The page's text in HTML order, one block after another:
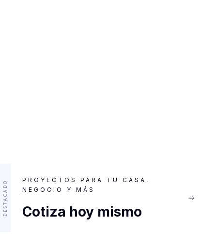
PROYECTOS PARA TU CASA,
NEGOCIO Y MÁS
Cotiza hoy mismo
DESTACADO